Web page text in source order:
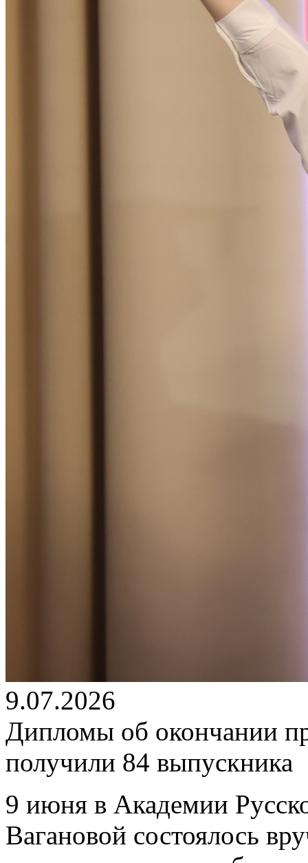
9.07.2026
Дипломы об окончании
получили 84 выпускника
9 июня в Академии
Вагановой состоялось